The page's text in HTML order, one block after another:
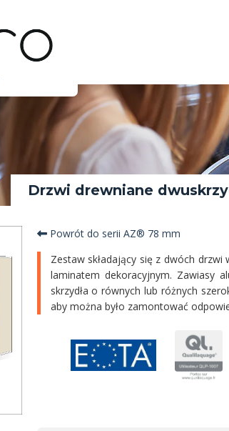
Drzwi drewniane
Powrót do serii AZ® 78 mm
Zestaw składający się z dwóch
laminatem dekoracyjnym. Zawiasy
skrzydła o równych lub różnych
aby można było zamontować